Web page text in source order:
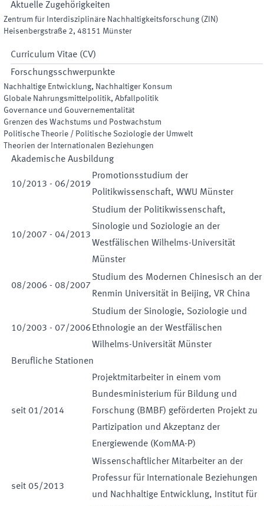
Aktuelle Zugehörigkeiten
Zentrum für Interdisziplinäre Nachhaltigkeitsforschung (ZIN )
Heisenbergstraße 2, 48151 Münster
Curriculum Vitae (CV)
Forschungsschwerpunkte
Nachhaltige Entwicklung, Nachhaltiger Konsum
Globale Nahrungsmittelpolitik, Abfallpolitik
Governance und Gouvernementalität
Grenzen des Wachstums und Postwachstum
Politische Theorie / Politische Soziologie der Umwelt
Theorien der Internationalen Beziehungen
Akademische Ausbildung
10/2013 - 06/2019
Promotionsstudium der
Politikwissenschaft, WWU Münster
10/2007 - 04/2013
Studium der Politikwissenschaft,
Sinologie und Soziologie an der
Westfälischen Wilhelms-Universität
Münster
08/2006 - 08/2007
Studium des Modernen Chinesisch an der
Renmin Universität in Beijing, VR China
10/2003 - 07/2006
Studium der Sinologie, Soziologie und
Ethnologie an der Westfälischen
Wilhelms-Universität Münster
Berufliche Stationen
seit 01/2014
Projektmitarbeiter in einem vom
Bundesministerium für Bildung und
Forschung (BMBF) geförderten Projekt zu
Partizipation und Akzeptanz der
Energiewende (KomMA-P)
seit 05/2013
Wissenschaftlicher Mitarbeiter an der
Professur für Internationale Beziehungen
und Nachhaltige Entwicklung, Institut für